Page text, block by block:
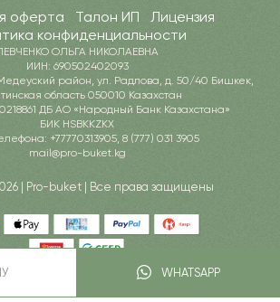
WHATSAPP
оферта Талон ИП
Лицензия
конфиденциальности
ОЛЬГА НИКОЛАЕВНА
ИИН: 690502402093
район, ул. Радлова, д. 50/40 Бишкек,
область 050010 Казахстан
ДБ АО «Народный Банк Казахстана»
БИК HSBKKZKX
+77770313905, 8 (777) 031 3905
mail@pro-buket.kg
| Pro-buket | Все права защищены